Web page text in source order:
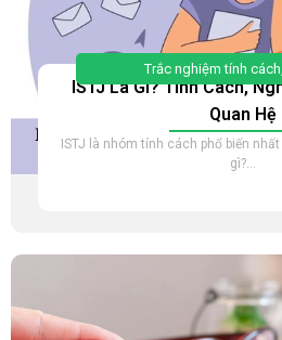
Trắc nghiệm tính cách,
ISTJ Là Gì? Tính Cách,
Quan Hệ
ISTJ là nhóm tính cách phổ biến
gì?...